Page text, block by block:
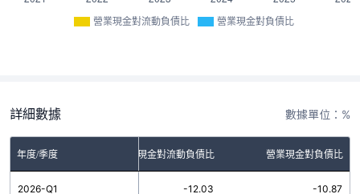
營業現金對流動負債比 營業現金對負債比
詳細數據 數據單位：%
年度/季度 營業現金對流動負債比 營業現金對負債比
2026-Q1 -12.03 -10.87